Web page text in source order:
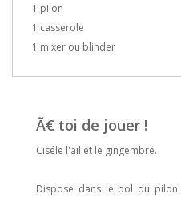
1 pilon
1 casserole
1 mixer ou blinder
Ã€ toi de jouer !
Ciséle l'ail et le gingembre.
Dispose dans le bol du pilon